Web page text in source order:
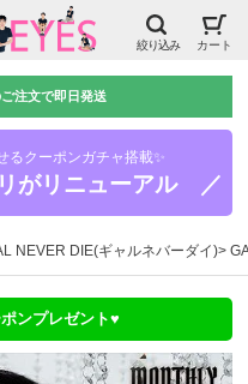
絞り込み カート
注文で即日発送
るクーポンガチャ搭載✨
がリニューアル ／
NEVER DIE(ギャルネバーダイ)
ンプレゼント♥